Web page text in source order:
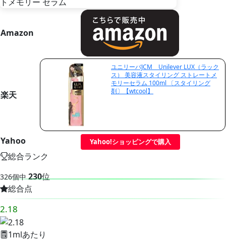
Amazon
楽天
ユニリーバJCM Unilever LUX（ラック
ス） 美容液スタイリング ストレートメ
モリーセラム 100ml 〔スタイリング
剤〕【wtcool】
Yahoo Yahoo!ショッピングで購入
総合ランク
326個中 230位
総合点
2.18
1mlあたり